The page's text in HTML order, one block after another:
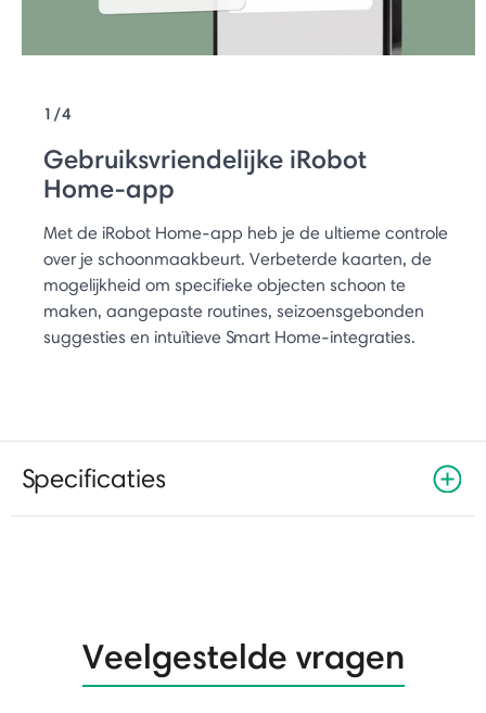
1/4
Gebruiksvriendelijke iRobot
Home-app
Met de iRobot Home-app heb je de ultieme controle
over je schoonmaakbeurt. Verbeterde kaarten, de
mogelijkheid om specifieke objecten schoon te
maken, aangepaste routines, seizoensgebonden
suggesties en intuïtieve Smart Home-integraties.
Specificaties
Veelgestelde vragen